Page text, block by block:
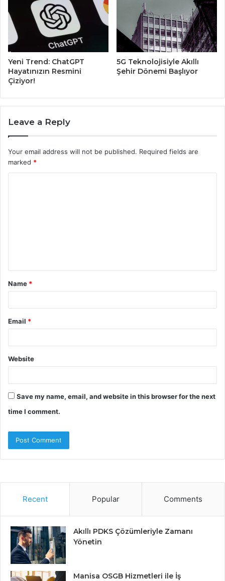
Yeni Trend: ChatGPT
Hayatınızın Resmini
Çiziyor!
5G Teknolojisiyle Akıllı
Şehir Dönemi Başlıyor
Leave a Reply
Your email address will not be published. Required fields are
marked *
t
*
Name *
Email *
Website
Save my name, email, and website in this browser for the next
time I comment.
Recent Popular Comments
Akıllı PDKS Çözümleriyle Zamanı
Yönetin
Manisa OSGB Hizmetleri ile İş